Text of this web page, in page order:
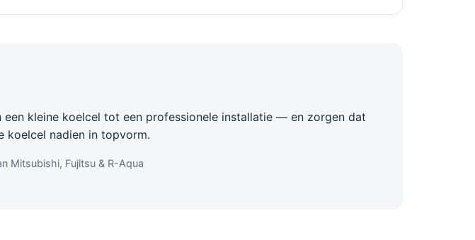
kleine koelcel tot een professionele installatie — en zorgen dat
koelcel nadien in topvorm.
Mitsubishi, Fujitsu & R-Aqua